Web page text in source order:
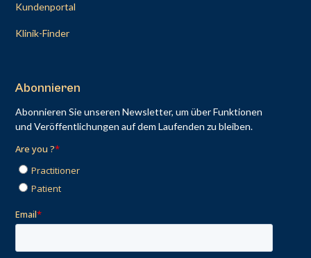
Kundenportal
Klinik-Finder
Abonnieren
Abonnieren Sie unseren Newsletter, um über Funktionen
und Veröffentlichungen auf dem Laufenden zu bleiben.